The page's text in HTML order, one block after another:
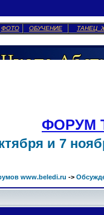
ФОТО ОБУЧЕНИЕ ТАНЕЦ
ФОРУМ
и 7
www.beledi.ru ->